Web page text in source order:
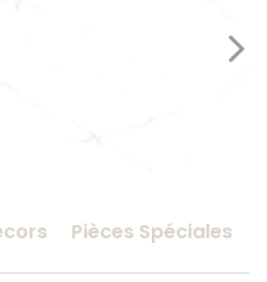
Pièces Spéciales